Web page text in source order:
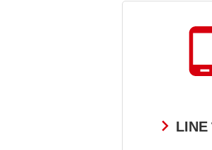
LINE